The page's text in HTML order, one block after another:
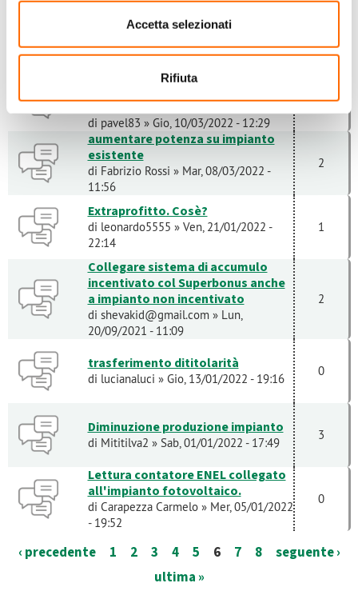
Accetta selezionati
Rifiuta
Recupero investimento: ci
diBepposan» Ven, 31/01/2020 - 18:11
Compatibilità pannelli FV su
SolarEdge)
di pavel83 » Gio, 10/03/2022 - 12:29
0
aumentare potenza su impianto
esistente
di Fabrizio Rossi » Mar, 08/03/2022 -
11:56
2
Extraprofitto. Cosè?
di leonardo5555 » Ven, 21/01/2022 -
22:14
1
Collegare sistema di accumulo
incentivato col Superbonus anche
a impianto non incentivato
di shevakid@gmail.com» Lun,
20/09/2021 - 11:09
2
trasferimento dititolarità
di lucianaluci » Gio, 13/01/2022 - 19:16
0
Diminuzione produzione impianto
di Mititilva2 » Sab, 01/01/2022 - 17:49
3
Lettura contatore ENEL collegato
all'impianto fotovoltaico.
di Carapezza Carmelo» Mer, 05/01/2022
- 19:52
0
‹ precedente 1 2 3 4 5 6 7 8
seguente ›
ultima »